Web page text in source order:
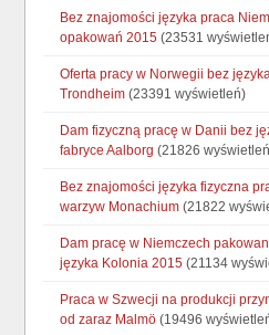
Bez znajomości języka praca
opakowań 2015 (23531
Oferta pracy w Norwegii bez
Trondheim (23391 wyświetleń)
Dam fizyczną pracę w Danii bez
fabryce Aalborg (21826
Bez znajomości języka fizyczna
warzyw Monachium (21822
Dam pracę w Niemczech
języka Kolonia 2015 (21134
Praca w Szwecji na produkcji
od zaraz Malmö (19496